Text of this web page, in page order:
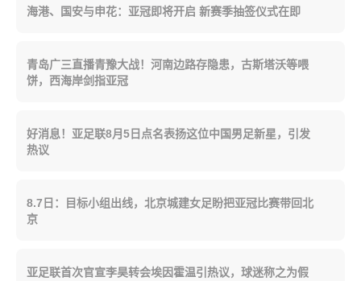
海港、国安与申花：亚冠即将开启 新赛季抽签仪式在即
青岛广三直播青豫大战！河南边路存隐患，古斯塔沃等喂
饼，西海岸剑指亚冠
好消息！亚足联8月5日点名表扬这位中国男足新星，引发
热议
8.7日：目标小组出线，北京城建女足盼把亚冠比赛带回北
京
亚足联首次官宣李昊转会埃因霍温引热议，球迷称之为假